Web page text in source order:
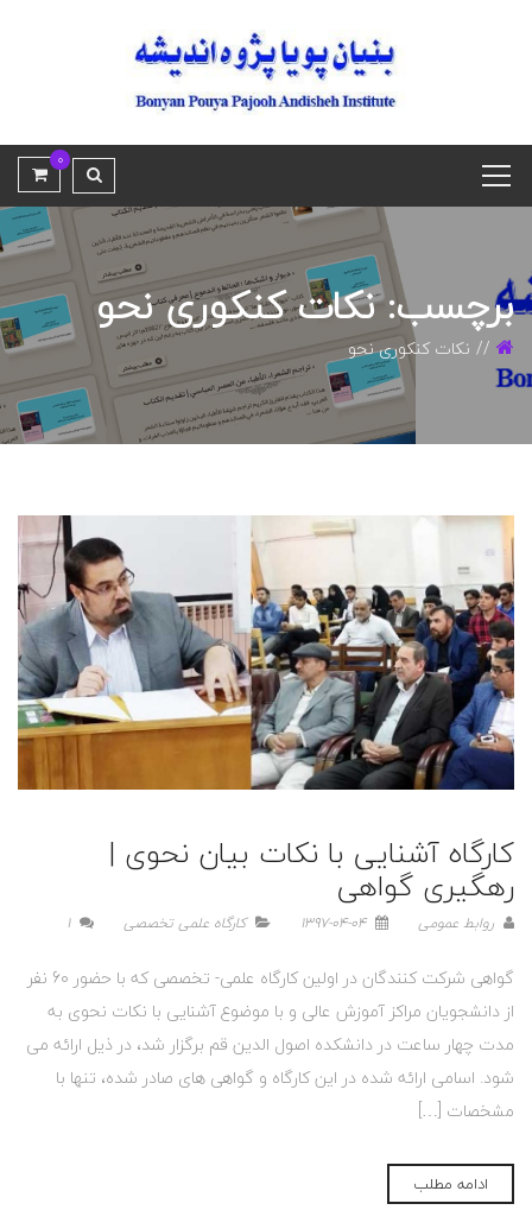
0
برچسب: نکات کنکوری نحو
نکات کنکوری نحو
کارگاه آشنایی با نکات بیان نحوی |
رهگیری گواهی
روابط عمومی 1397-04-04 کارگاه علمی تخصصی 1
گواهی شرکت کنندگان در اولین کارگاه علمی- تخصصی که با حضور 60 نفر
از دانشجویان مراکز آموزش عالی و با موضوع آشنایی با نکات نحوی به
مدت چهار ساعت در دانشکده اصول الدین قم برگزار شد، در ذیل ارائه می
شود. اسامی ارائه شده در این کارگاه و گواهی های صادر شده، تنها با
مشخصات […]
ادامه مطلب